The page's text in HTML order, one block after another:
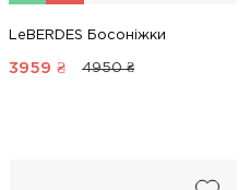
LeBERDES Босоніжки
3959 ₴ 4950 ₴